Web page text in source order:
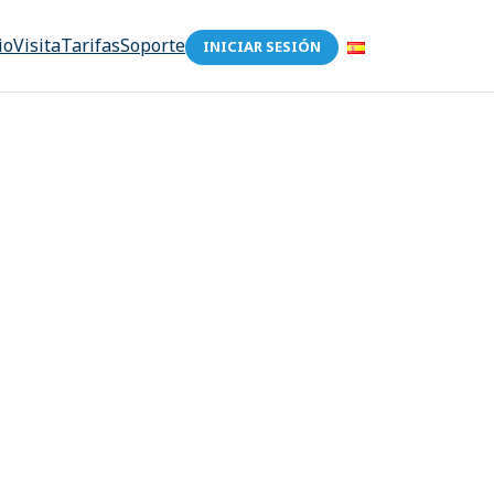
VisitaTarifasSoporte INICIAR SESIÓN